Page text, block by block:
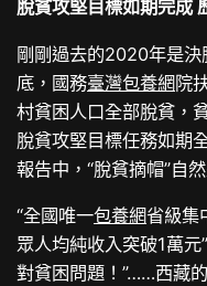
脫貧攻堅目標如期完成
剛剛過去的2020年是
底，國務臺灣包養網院
村貧困人口全部脫貧，
脫貧攻堅目標任務如期
報告中，“脫貧摘帽”自
“全國唯一包養網省級集
眾人均純收入突破1萬
對貧困問題！”……西藏